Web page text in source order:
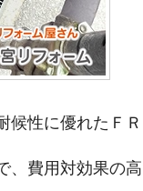
候性に優れたＦ
、費用対効果の